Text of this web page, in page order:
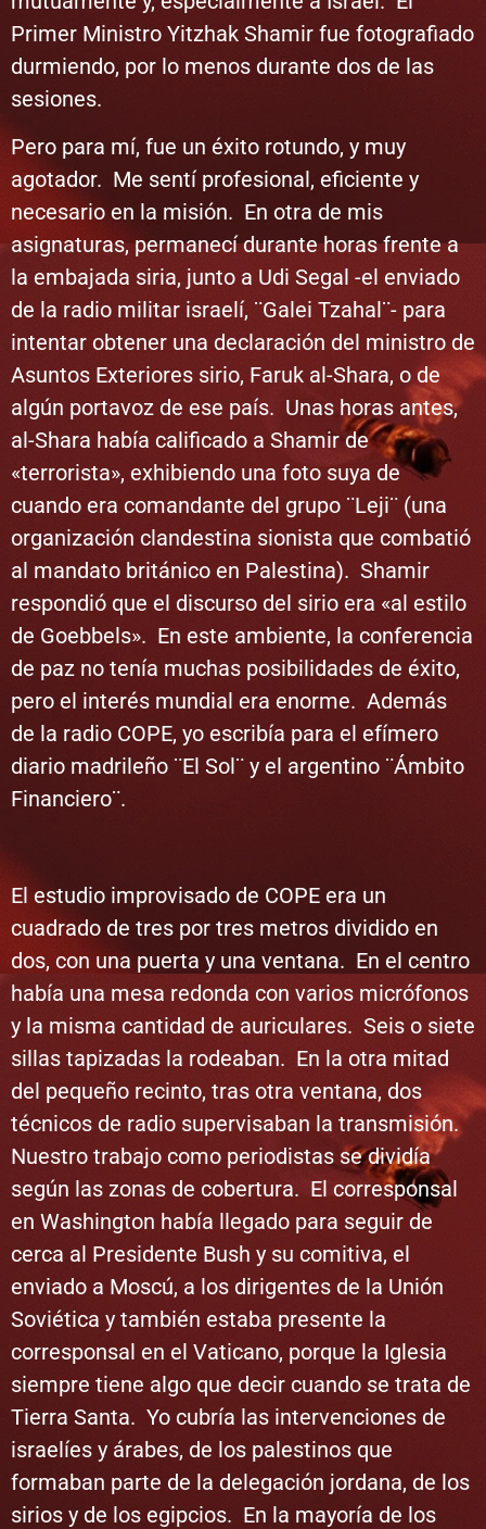
Primer Ministro Yitzhak Shamir fue fotografiado
durmiendo, por lo menos durante dos de las
sesiones.
Pero para mí, fue un éxito rotundo, y muy
agotador. Me sentí profesional, eficiente y
necesario en la misión. En otra de mis
asignaturas, permanecí durante horas frente a
la embajada siria, junto a Udi Segal -el enviado
de la radio militar israelí, ¨Galei Tzahal¨- para
intentar obtener una declaración del ministro de
Asuntos Exteriores sirio, Faruk al-Shara, o de
algún portavoz de ese país. Unas horas antes,
al-Shara había calificado a Shamir de
«terrorista», exhibiendo una foto suya de
cuando era comandante del grupo ¨Leji¨ (una
organización clandestina sionista que combatió
al mandato británico en Palestina). Shamir
respondió que el discurso del sirio era «al estilo
de Goebbels». En este ambiente, la conferencia
de paz no tenía muchas posibilidades de éxito,
pero el interés mundial era enorme. Además
de la radio COPE, yo escribía para el efímero
diario madrileño ¨El Sol¨ y el argentino ¨Ámbito
Financiero¨.
El estudio improvisado de COPE era un
cuadrado de tres por tres metros dividido en
dos, con una puerta y una ventana. En el centro
había una mesa redonda con varios micrófonos
y la misma cantidad de auriculares. Seis o siete
sillas tapizadas la rodeaban. En la otra mitad
del pequeño recinto, tras otra ventana, dos
técnicos de radio supervisaban la transmisión.
Nuestro trabajo como periodistas se dividía
según las zonas de cobertura. El corresponsal
en Washington había llegado para seguir de
cerca al Presidente Bush y su comitiva, el
enviado a Moscú, a los dirigentes de la Unión
Soviética y también estaba presente la
corresponsal en el Vaticano, porque la Iglesia
siempre tiene algo que decir cuando se trata de
Tierra Santa. Yo cubría las intervenciones de
israelíes y árabes, de los palestinos que
formaban parte de la delegación jordana, de los
sirios y de los egipcios. En la mayoría de los